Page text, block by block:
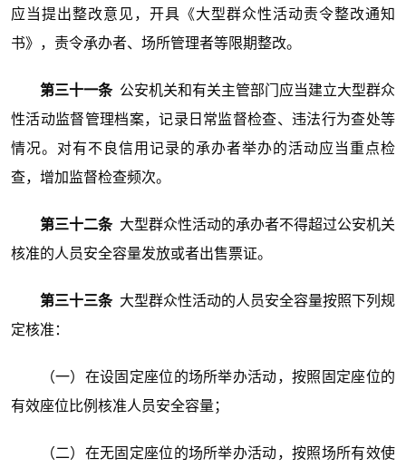
应当提出整改意见，开具《大型群众性活动责令整改通知
书》，责令承办者、场所管理者等限期整改。
第三十一条 公安机关和有关主管部门应当建立大型群众
性活动监督管理档案，记录日常监督检查、违法行为查处等
情况。对有不良信用记录的承办者举办的活动应当重点检
查，增加监督检查频次。
第三十二条大型群众性活动的承办者不得超过公安机关
核准的人员安全容量发放或者出售票证。
第三十三条大型群众性活动的人员安全容量按照下列规
定核准：
（一）在设固定座位的场所举办活动，按照固定座位的
有效座位比例核准人员安全容量；
（二）在无固定座位的场所举办活动，按照场所有效使